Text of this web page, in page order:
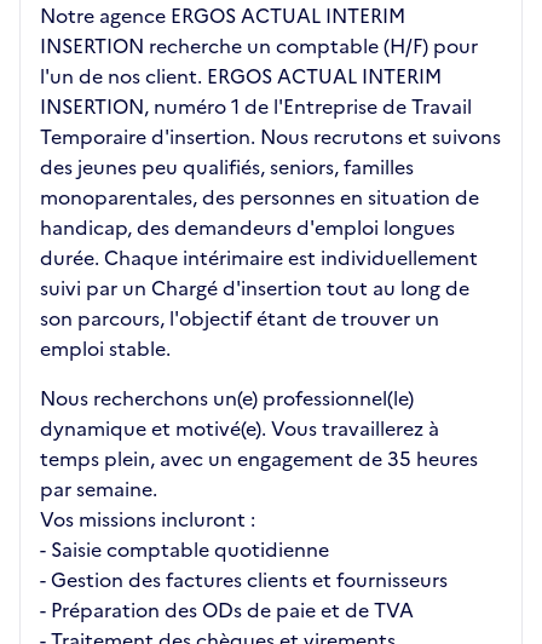
Notre agence ERGOS ACTUAL INTERIM
INSERTION recherche un comptable (H/F) pour
l'un de nos client. ERGOS ACTUAL INTERIM
INSERTION, numéro 1 de l'Entreprise de Travail
Temporaire d'insertion. Nous recrutons et suivons
des jeunes peu qualifiés, seniors, familles
monoparentales, des personnes en situation de
handicap, des demandeurs d'emploi longues
durée. Chaque intérimaire est individuellement
suivi par un Chargé d'insertion tout au long de
son parcours, l'objectif étant de trouver un
emploi stable.
Nous recherchons un(e) professionnel(le)
dynamique et motivé(e). Vous travaillerez à
temps plein, avec un engagement de 35 heures
par semaine.
Vos missions incluront :
- Saisie comptable quotidienne
- Gestion des factures clients et fournisseurs
- Préparation des ODs de paie et de TVA